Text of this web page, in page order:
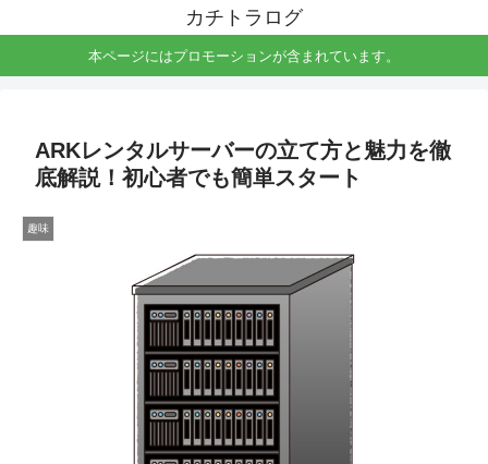
カチトラログ
本ページにはプロモーションが含まれています。
ARKレンタルサーバーの立て方と魅力を徹
底解説！初心者でも簡単スタート
趣味